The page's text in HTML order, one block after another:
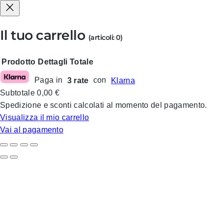
Il tuo carrello (articoli: 0)
Prodotti
nel
carrello
Prodotto Dettagli Totale
Paga in 3 rate con
Klarna
Subtotale0,00 €
Spedizione e sconti calcolati al momento del pagamento.
Visualizza il mio carrello
Vai al pagamento